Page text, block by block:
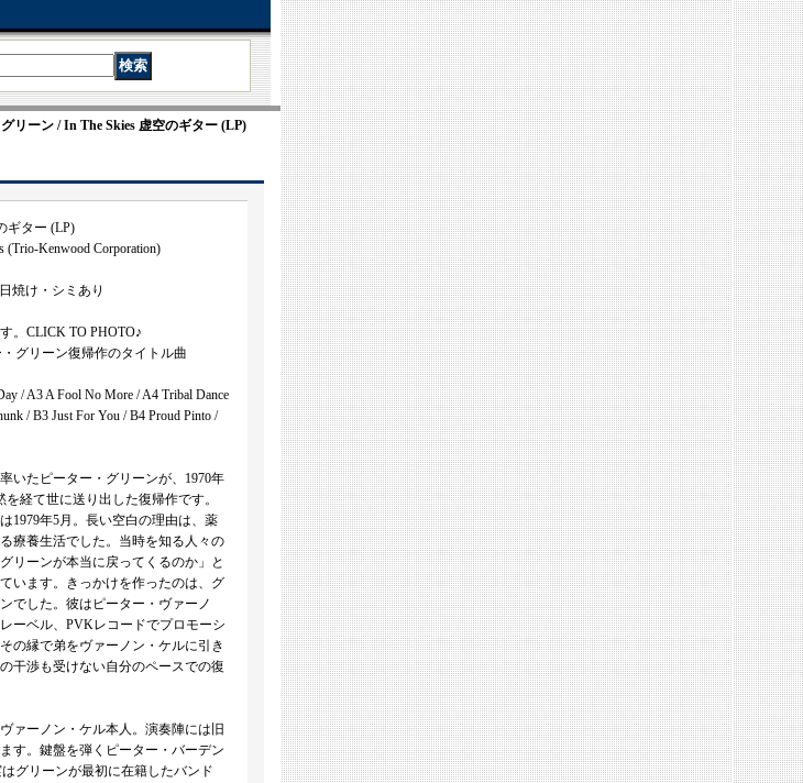
リーン / In The Skies 虚空のギター (LP)
ギター (LP)
(Trio-Kenwood Corporation)
焼け・シミあり
。CLICK TO PHOTO♪
グリーン復帰作のタイトル曲
/ A3 A Fool No More / A4 Tribal Dance
/ B3 Just For You / B4 Proud Pinto /
いたピーター・グリーンが、1970年
経て世に送り出した復帰作です。
1979年5月。長い空白の理由は、薬
療養生活でした。当時を知る人々の
リーンが本当に戻ってくるのか」と
います。きっかけを作ったのは、グ
でした。彼はピーター・ヴァーノ
ーベル、PVKレコードでプロモーシ
の縁で弟をヴァーノン・ケルに引き
干渉も受けない自分のペースでの復
ァーノン・ケル本人。演奏陣には旧
す。鍵盤を弾くピーター・バーデン
グリーンが最初に在籍したバンド